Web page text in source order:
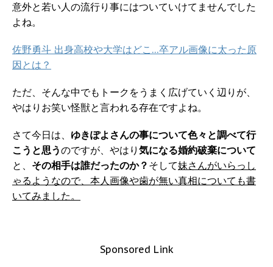
意外と若い人の流行り事にはついていけてませんでした
よね。
佐野勇斗 出身高校や大学はどこ…卒アル画像に太った原
因とは？
ただ、そんな中でもトークをうまく広げていく辺りが、
やはりお笑い怪獣と言われる存在ですよね。
さて今日は、 ゆきぽよさんの事について色々と調べて行
こうと思うのですが、やはり 気になる婚約破棄について
と、 その相手は誰だったのか？ そして妹さんがいらっし
ゃるようなので、本人画像や歯が無い真相についても書
いてみました。
Sponsored Link